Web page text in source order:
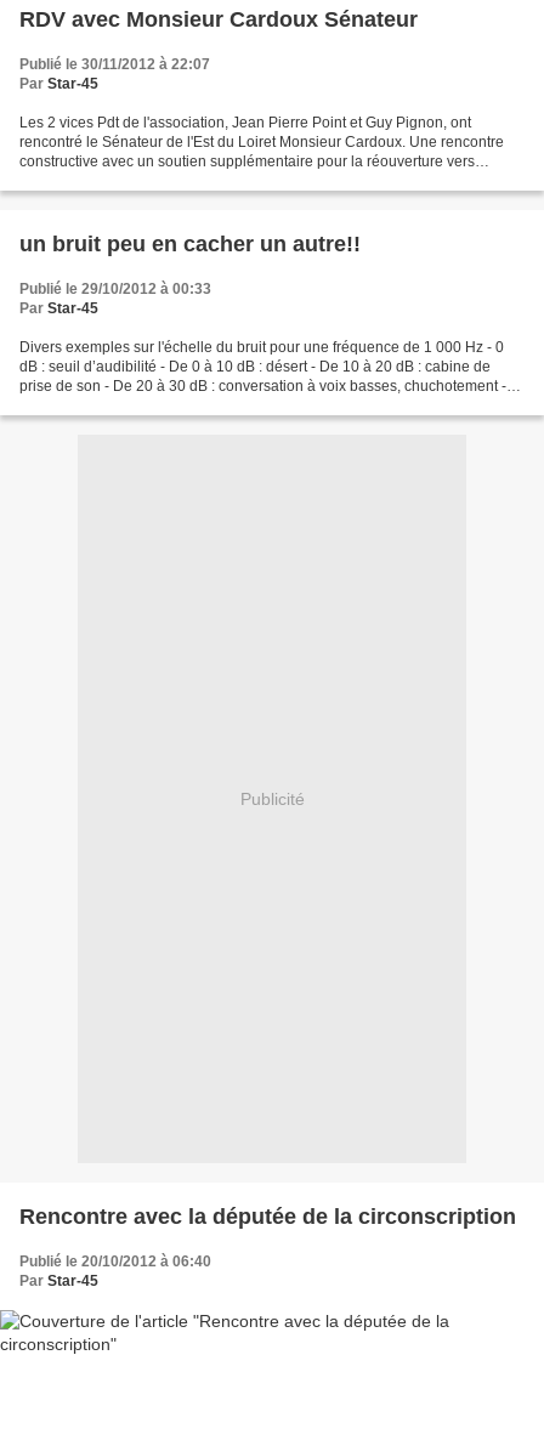
RDV avec Monsieur Cardoux Sénateur
Publié le 30/11/2012 à 22:07
Par Star-45
Les 2 vices Pdt de l'association, Jean Pierre Point et Guy Pignon, ont
rencontré le Sénateur de l'Est du Loiret Monsieur Cardoux. Une rencontre
constructive avec un soutien supplémentaire pour la réouverture vers
un bruit peu en cacher un autre!!
Publié le 29/10/2012 à 00:33
Par Star-45
Divers exemples sur l'échelle du bruit pour une fréquence de 1 000 Hz - 0
dB : seuil d’audibilité - De 0 à 10 dB : désert - De 10 à 20 dB : cabine de
prise de son - De 20 à 30 dB : conversation à voix basses, chuchotement -
Publicité
Rencontre avec la députée de la circonscription
Publié le 20/10/2012 à 06:40
Par Star-45